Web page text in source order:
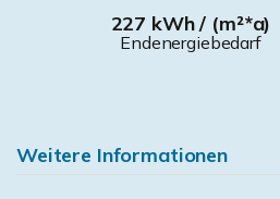
227 kWh / (m²*a)
Endenergiebedarf
Weitere Informationen